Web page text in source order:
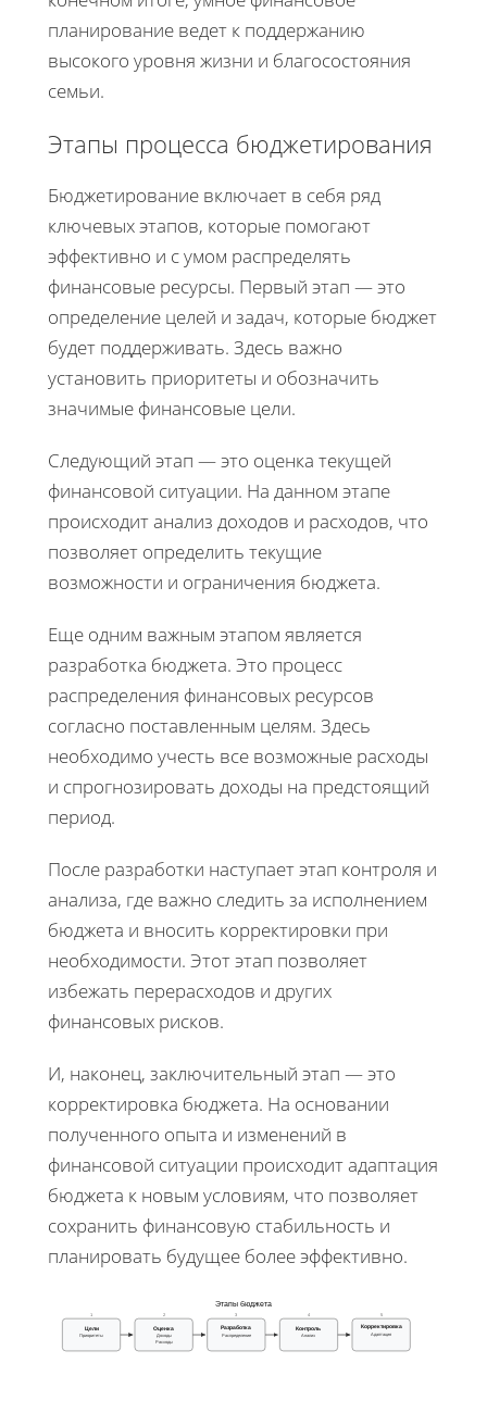
планирование ведет к поддержанию
высокого уровня жизни и благосостояния
семьи.
Этапы процесса бюджетирования
Бюджетирование включает в себя ряд
ключевых этапов, которые помогают
эффективно и с умом распределять
финансовые ресурсы. Первый этап — это
определение целей и задач, которые бюджет
будет поддерживать. Здесь важно
установить приоритеты и обозначить
значимые финансовые цели.
Следующий этап — это оценка текущей
финансовой ситуации. На данном этапе
происходит анализ доходов и расходов, что
позволяет определить текущие
возможности и ограничения бюджета.
Еще одним важным этапом является
разработка бюджета. Это процесс
распределения финансовых ресурсов
согласно поставленным целям. Здесь
необходимо учесть все возможные расходы
и спрогнозировать доходы на предстоящий
период.
После разработки наступает этап контроля и
анализа, где важно следить за исполнением
бюджета и вносить корректировки при
необходимости. Этот этап позволяет
избежать перерасходов и других
финансовых рисков.
И, наконец, заключительный этап — это
корректировка бюджета. На основании
полученного опыта и изменений в
финансовой ситуации происходит адаптация
бюджета к новым условиям, что позволяет
сохранить финансовую стабильность и
планировать будущее более эффективно.
Этапы бюджета
Цели
Приоритеты
Оценка
Доходы
Расходы
Разработка
Распределение
Контроль
Анализ
Корректировка
Адаптация
1 2 3 4